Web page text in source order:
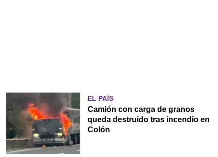
EL PAÍS
Camión con carga de granos
queda destruido tras incendio en
Colón